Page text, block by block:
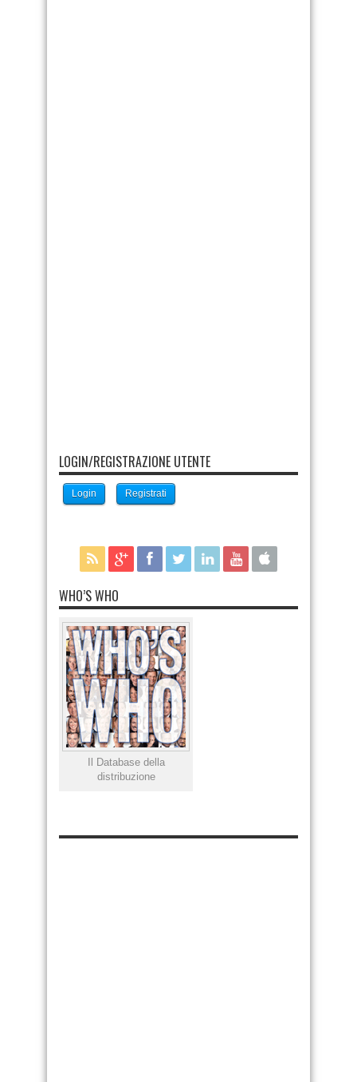
LOGIN/REGISTRAZIONE UTENTE
Login Registrati
WHO’S WHO
Il Database della
distribuzione